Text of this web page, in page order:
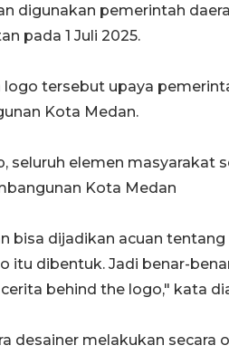
digunakan pemerintah
pada 1 Juli 2025.
tersebut upaya
Kota Medan.
seluruh elemen masyarakat
Kota Medan
bisa dijadikan acuan
itu dibentuk. Jadi benar-
behind the logo," kata
desainer melakukan secara